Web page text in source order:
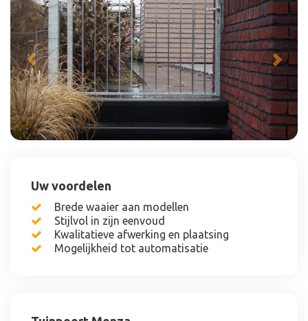
Uw voordelen
Brede waaier aan modellen
Stijlvol in zijn eenvoud
Kwalitatieve afwerking en plaatsing
Mogelijkheid tot automatisatie